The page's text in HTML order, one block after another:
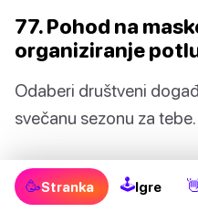
77. Pohod na
organiziranje
Odaberi društveni
svečanu sezonu za tebe.
78. Krckanje lišća
🥳Stranka 🕹Igre